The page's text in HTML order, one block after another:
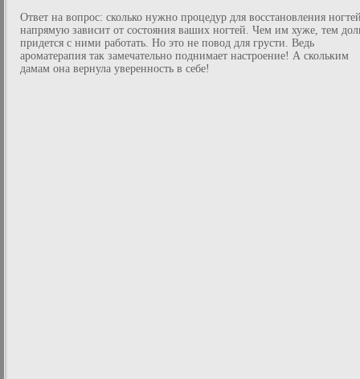
Ответ на вопрос: сколько нужно процедур для восстановления
напрямую зависит от состояния ваших ногтей. Чем им хуже, тем
придется с ними работать. Но это не повод для грусти. Ведь
ароматерапия так замечательно поднимает настроение! А скольким
дамам она вернула уверенность в себе!